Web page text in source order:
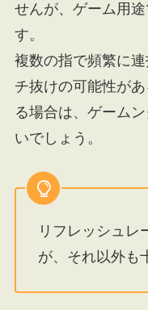
せんが、ゲーム用
す。
複数の指で頻繁に
チ抜けの可能性が
る場合は、ゲーム
いでしょう。
リフレッシュレ
が、それ以外も